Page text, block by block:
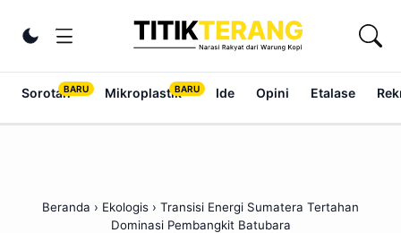
Ubah tema
Sorotan Mikroplastik Ide Opini Etalase
Beranda › Ekologis › Transisi Energi Sumatera Tertahan
Dominasi Pembangkit Batubara